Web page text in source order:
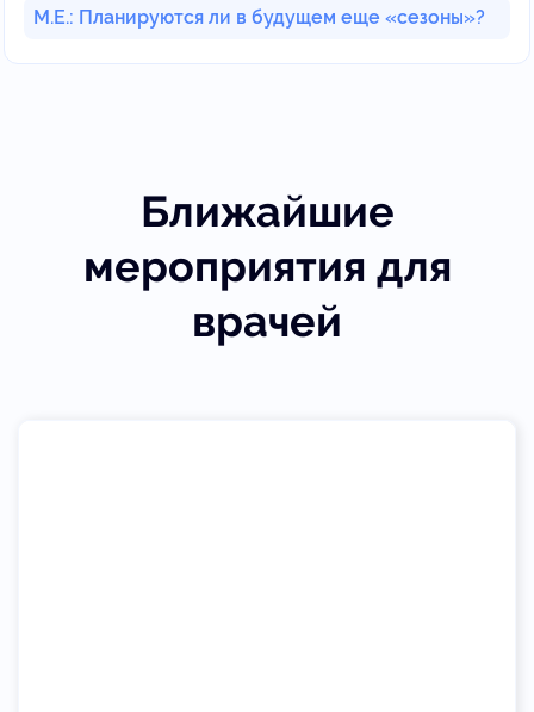
М.Е.: Планируются ли в будущем еще «сезоны»?
Ближайшие
мероприятия для
врачей